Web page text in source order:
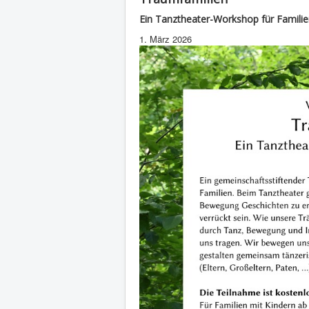
Ein Tanztheater-Workshop für
1. März 2026